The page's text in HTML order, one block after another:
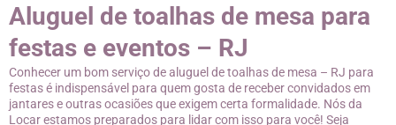
Aluguel de toalhas de mesa para
festas e eventos – RJ
Conhecer um bom serviço de aluguel de toalhas de mesa – RJ para
festas é indispensável para quem gosta de receber convidados em
jantares e outras ocasiões que exigem certa formalidade. Nós da
Locar estamos preparados para lidar com isso para você! Seja